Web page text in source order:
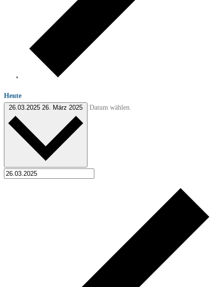
Heute
26.03.2025 26. März 2025 Datum wählen.